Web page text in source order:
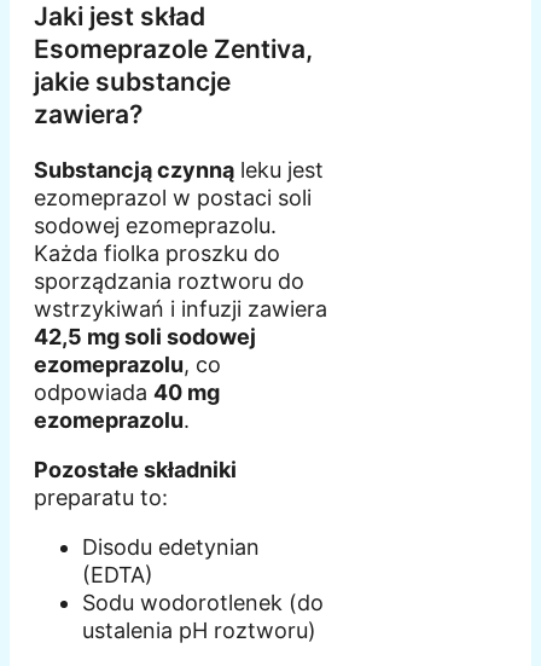
Jaki jest skład
Esomeprazole Zentiva,
jakie substancje
zawiera?
Substancją czynną leku jest
ezomeprazol w postaci soli
sodowej ezomeprazolu.
Każda fiolka proszku do
sporządzania roztworu do
wstrzykiwań i infuzji zawiera
42,5 mg soli sodowej
ezomeprazolu, co
odpowiada 40 mg
ezomeprazolu.
Pozostałe składniki
preparatu to:
Disodu edetynian
(EDTA)
Sodu wodorotlenek (do
ustalenia pH roztworu)